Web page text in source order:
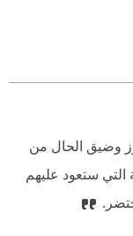
وضيق الحال من
التي ستعود عليهم